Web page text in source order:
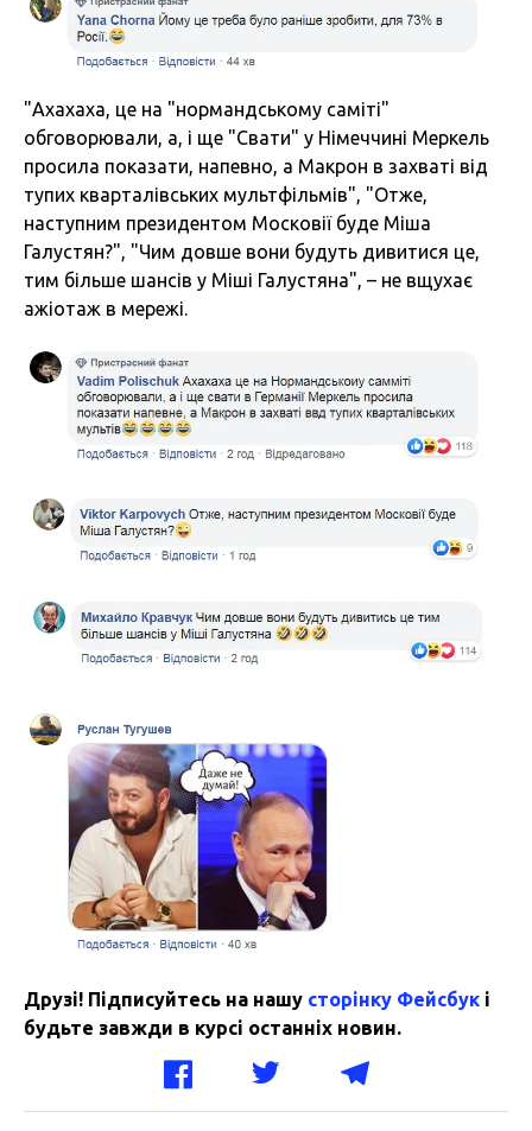
"Ахахаха, це на "нормандському саміті"
обговорювали, а, і ще "Свати" у Німеччині Меркель
просила показати, напевно, а Макрон в захваті від
тупих кварталівських мультфільмів", "Отже,
наступним президентом Московії буде Міша
Галустян?", "Чим довше вони будуть дивитися це,
тим більше шансів у Міші Галустяна", – не вщухає
ажіотаж в мережі.
Друзі! Підписуйтесь на нашу сторінку Фейсбук і
будьте завжди в курсі останніх новин.